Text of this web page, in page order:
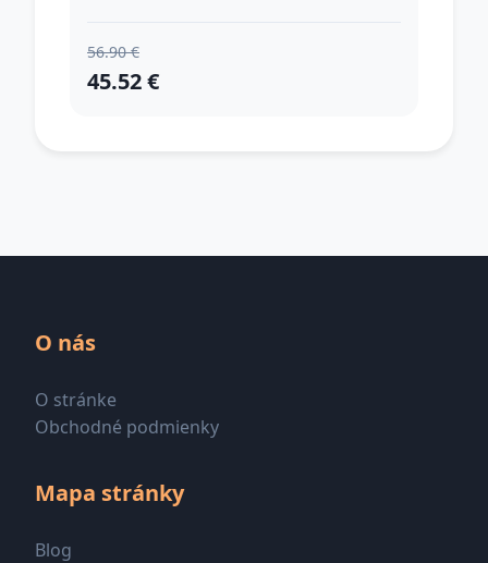
56.90 €
45.52 €
O nás
O stránke
Obchodné podmienky
Mapa stránky
Blog